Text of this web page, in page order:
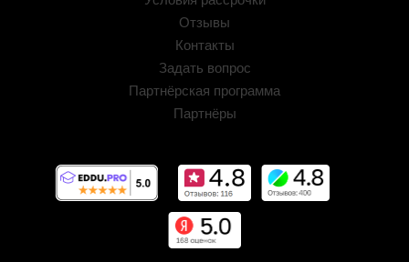
Отзывы
Контакты
Задать вопрос
Партнёрская программа
Партнёры